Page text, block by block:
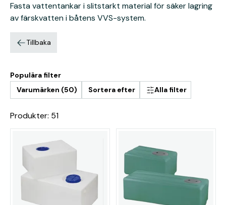
Fasta vattentankar i slitstarkt material för säker lagring
av färskvatten i båtens VVS-system.
Tillbaka
Populära filter
Varumärken (50)
Sortera efter Alla filter
Produkter: 51